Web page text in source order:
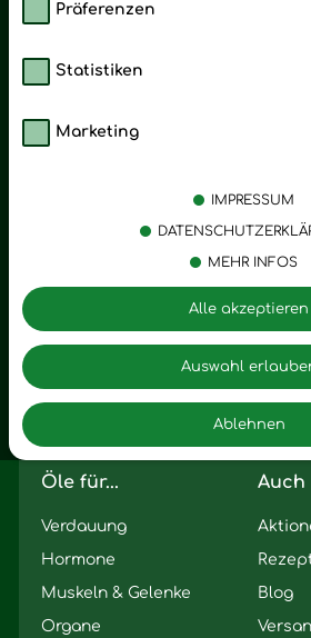
Präferenzen
Statistiken
Marketing
IMPRESSUM
MEHR INFOS
Ablehnen
Auswahl
Alle akzeptieren
Zuhause
Stress
Trauer
Öle für...
Verdauung
Hormone
Muskeln & Gelenke
Organe
Auch
Blog